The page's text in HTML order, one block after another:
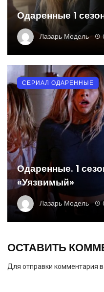
Одаренные 1
Лазарь Модель
Одаренные. 1
«Уязвимый»
Лазарь Модель
СЕРИАЛ ОДАРЕННЫЕ
ОСТАВИТЬ
Для отправки комментария